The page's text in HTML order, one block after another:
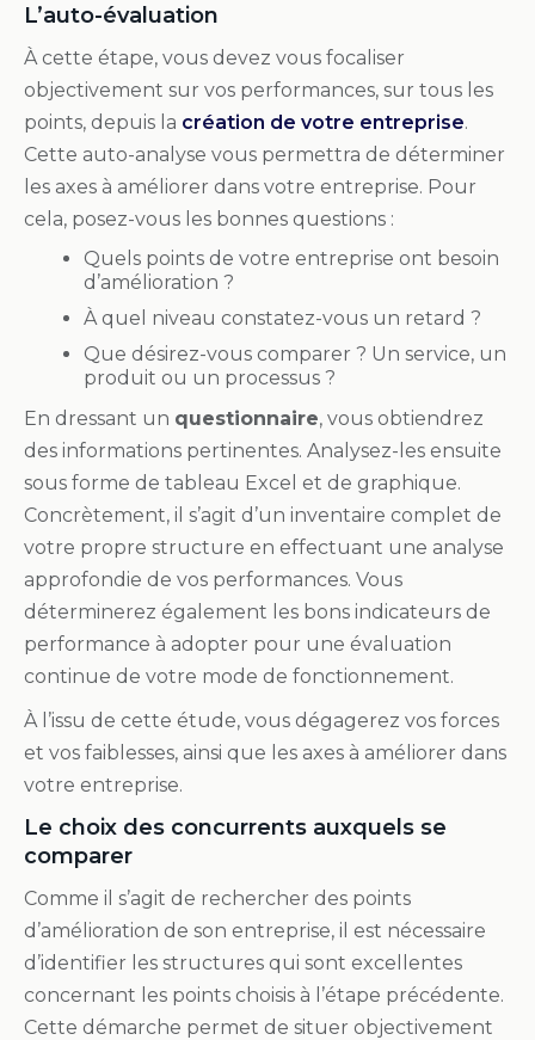
L’auto-évaluation
À cette étape, vous devez vous focaliser
objectivement sur vos performances, sur tous les
points, depuis la création de votre entreprise.
Cette auto-analyse vous permettra de déterminer
les axes à améliorer dans votre entreprise. Pour
cela, posez-vous les bonnes questions :
Quels points de votre entreprise ont besoin
d’amélioration ?
À quel niveau constatez-vous un retard ?
Que désirez-vous comparer ? Un service, un
produit ou un processus ?
En dressant un questionnaire, vous obtiendrez
des informations pertinentes. Analysez-les ensuite
sous forme de tableau Excel et de graphique.
Concrètement, il s’agit d’un inventaire complet de
votre propre structure en effectuant une analyse
approfondie de vos performances. Vous
déterminerez également les bons indicateurs de
performance à adopter pour une évaluation
continue de votre mode de fonctionnement.
À l’issu de cette étude, vous dégagerez vos forces
et vos faiblesses, ainsi que les axes à améliorer dans
votre entreprise.
Le choix des concurrents auxquels se
comparer
Comme il s’agit de rechercher des points
d’amélioration de son entreprise, il est nécessaire
d’identifier les structures qui sont excellentes
concernant les points choisis à l’étape précédente.
Cette démarche permet de situer objectivement